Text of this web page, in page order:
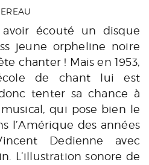
écouté un disque
jeune orpheline noire
chanter ! Mais en 1953,
de chant lui est
tenter sa chance à
qui pose bien le
l’Amérique des années
Dedienne avec
L’illustration sonore de